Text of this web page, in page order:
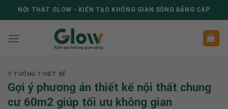
to
NỘI THẤT GLOW - KIẾN TẠO KHÔNG GIAN SỐNG ĐẲNG CẤP
Ý TƯỞNG THIẾT KẾ
Gợi ý phương án thiết kế nội thất chung
cư 60m2 giúp tối ưu không gian